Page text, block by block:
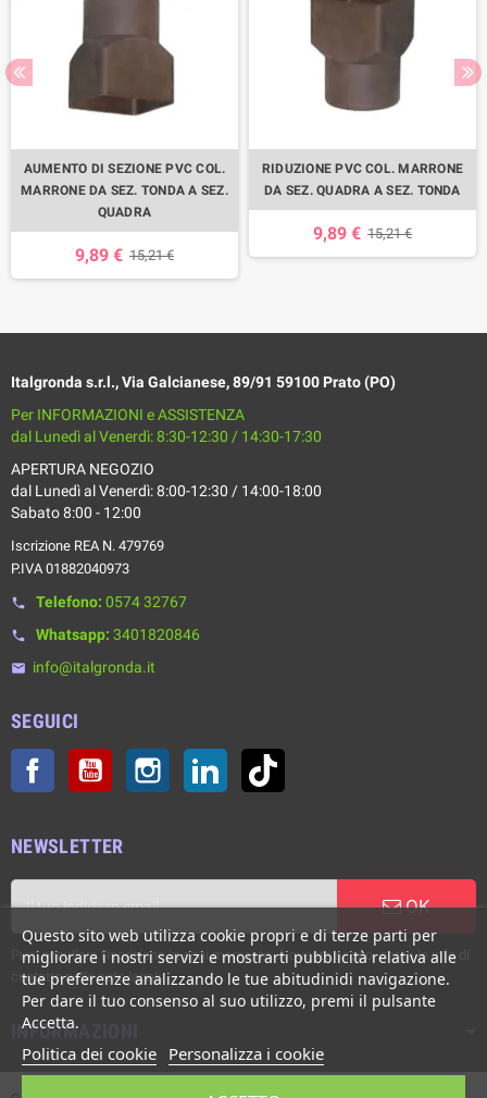
AUMENTO DI SEZIONE PVC COL.
MARRONE DA SEZ. TONDA A SEZ.
QUADRA
9,89 € 15,21 €
RIDUZIONE PVC COL. MARRONE
DA SEZ. QUADRA A SEZ. TONDA
9,89 € 15,21 €
Italgronda s.r.l., Via Galcianese, 89/91 59100 Prato (PO)
Per INFORMAZIONI e ASSISTENZA
dal Lunedì al Venerdì: 8:30-12:30 / 14:30-17:30
APERTURA NEGOZIO
dal Lunedì al Venerdì: 8:00-12:30 / 14:00-18:00
Sabato 8:00 - 12:00
Iscrizione REA N. 479769
P.IVA 01882040973
phone Telefono: 0574 32767
phone Whatsapp: 3401820846
email info@italgronda.it
SEGUICI
Facebook YouTube Instagram LinkedIn
NEWSLETTER
OK
Puoi annullare l'iscrizione in ogni momento. A questo scopo, cerca le info di
contatto nelle note legali.
INFORMAZIONI
Questo sito web utilizza cookie propri e di terze parti per
migliorare i nostri servizi e mostrarti pubblicità relativa alle
tue preferenze analizzando le tue abitudinidi navigazione.
Per dare il tuo consenso al suo utilizzo, premi il pulsante
Accetta.
Politica dei cookie Personalizza i cookie